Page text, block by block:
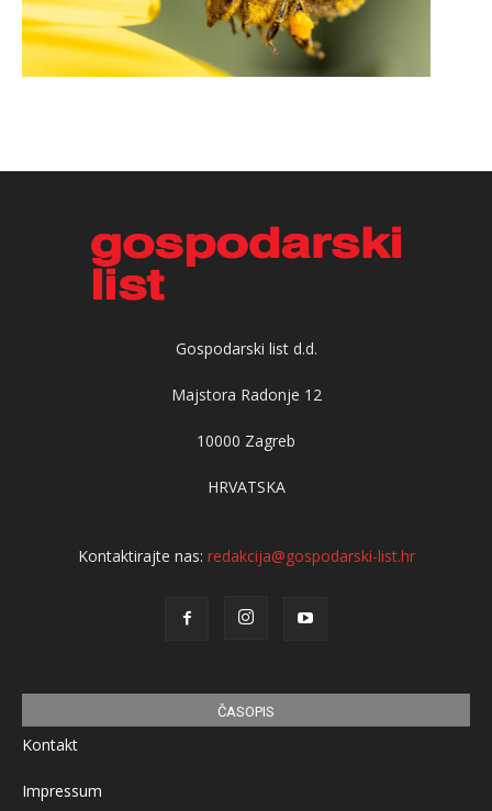
Gospodarski list d.d.
Majstora Radonje 12
10000 Zagreb
HRVATSKA
Kontaktirajte nas: redakcija@gospodarski-list.hr
ČASOPIS
Kontakt
Impressum